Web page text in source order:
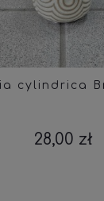
cylindrica
28,00 zł